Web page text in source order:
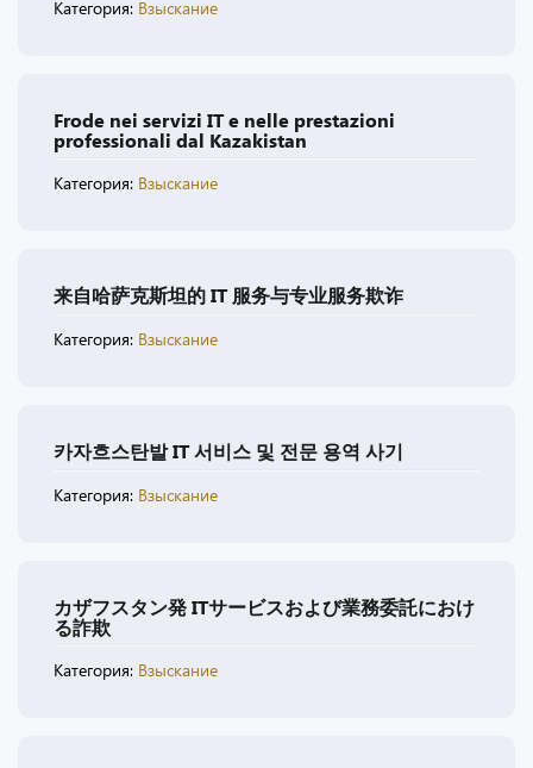
Категория: Взыскание
Frode nei servizi IT e nelle prestazioni
professionali dal Kazakistan
Категория: Взыскание
来自哈萨克斯坦的 IT 服务与专业服务欺诈
Категория: Взыскание
카자흐스탄발 IT 서비스 및 전문 용역 사기
Категория: Взыскание
カザフスタン発 ITサービスおよび業務委託におけ
る詐欺
Категория: Взыскание